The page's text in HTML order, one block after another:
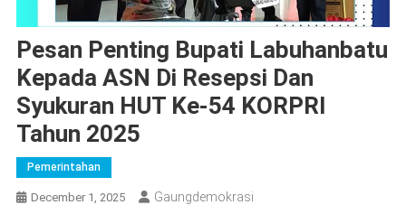
Pesan Penting Bupati Labuhanbatu
Kepada ASN Di Resepsi Dan
Syukuran HUT Ke-54 KORPRI
Tahun 2025
Pemerintahan
December 1, 2025 Gaungdemokrasi